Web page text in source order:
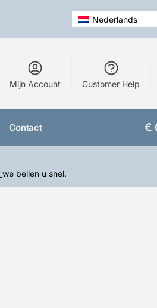
Nederlands
Mijn Account Customer Help
Contact €
we bellen u snel.